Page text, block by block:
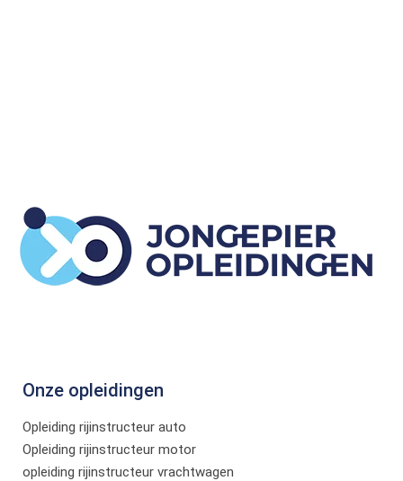
Onze opleidingen
Opleiding rijinstructeur auto
Opleiding rijinstructeur motor
opleiding rijinstructeur vrachtwagen